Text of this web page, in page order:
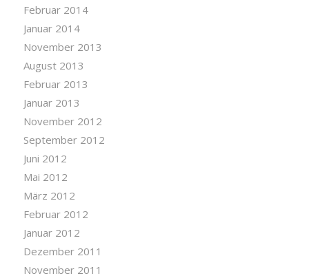
Februar 2014
Januar 2014
November 2013
August 2013
Februar 2013
Januar 2013
November 2012
September 2012
Juni 2012
Mai 2012
März 2012
Februar 2012
Januar 2012
Dezember 2011
November 2011